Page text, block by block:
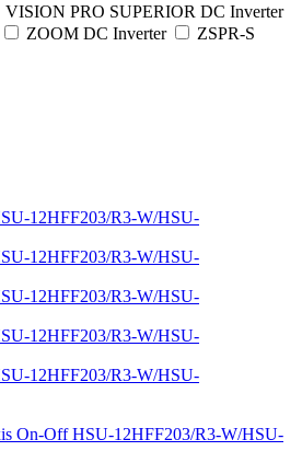
VISION PRO SUPERIOR DC Inverter
ZOOM DC Inverter
ZSPR-S
On-Off HSU-12HFF203/R3-W/HSU-